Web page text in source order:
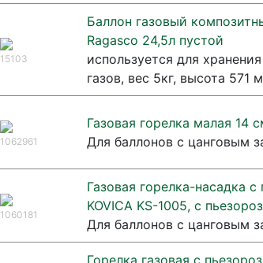
15103
Баллон газовый
Ragasco 24,5л пустой
используется для
газов, вес 5кг, высота
1062961
Газовая горелка малая 14
Для баллонов с цанговым
1060181
Газовая горелка-насадка
KOVICA KS-1005, с
Для баллонов с цанговым
Горелка газовая с